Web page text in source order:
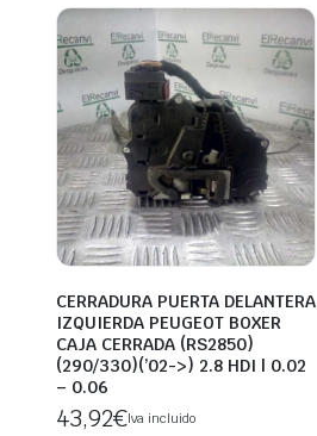
CERRADURA PUERTA DELANTERA
IZQUIERDA PEUGEOT BOXER
CAJA CERRADA (RS2850)
(290/330)(’02->) 2.8 HDI | 0.02
– 0.06
43,92€Iva incluido